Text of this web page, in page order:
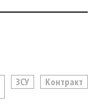
ЗСУ Контракт